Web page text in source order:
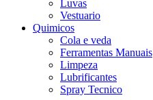
Luvas
Vestuario
Quimicos
Cola e veda
Ferramentas Manuais
Limpeza
Lubrificantes
Spray Tecnico